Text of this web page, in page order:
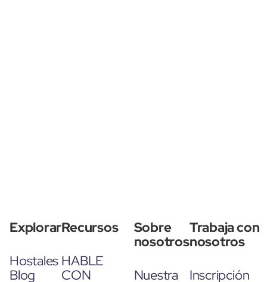
Explorar
Hostales
Blog
Recursos
HABLE
CON
Sobre
nosotros
Nuestra
Trabaja con
nosotros
Inscripción